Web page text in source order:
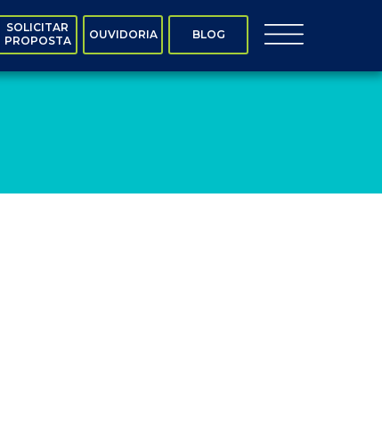
BLOG
OUVIDORIA
SOLICITAR
PROPOSTA